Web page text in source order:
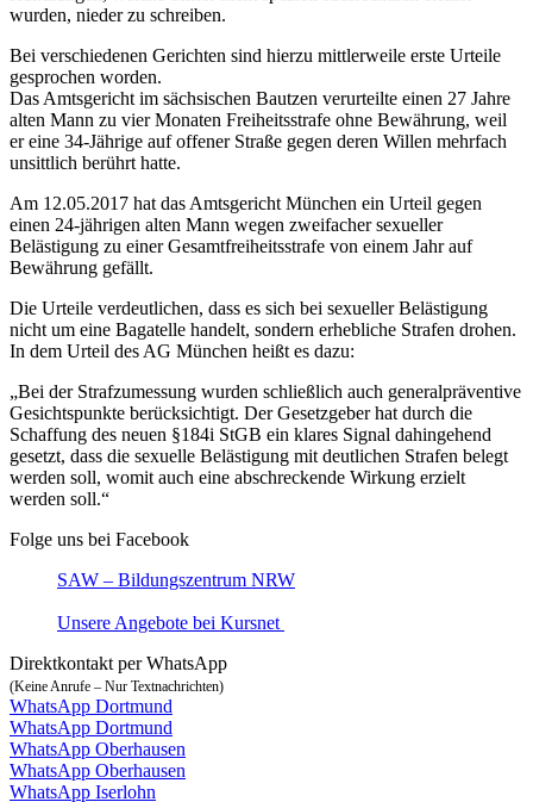
wurden, nieder zu schreiben.
Bei verschiedenen Gerichten sind hierzu mittlerweile erste Urteile
gesprochen worden.
Das Amtsgericht im sächsischen Bautzen verurteilte einen 27 Jahre
alten Mann zu vier Monaten Freiheitsstrafe ohne Bewährung, weil
er eine 34-Jährige auf offener Straße gegen deren Willen mehrfach
unsittlich berührt hatte.
Am 12.05.2017 hat das Amtsgericht München ein Urteil gegen
einen 24-jährigen alten Mann wegen zweifacher sexueller
Belästigung zu einer Gesamtfreiheitsstrafe von einem Jahr auf
Bewährung gefällt.
Die Urteile verdeutlichen, dass es sich bei sexueller Belästigung
nicht um eine Bagatelle handelt, sondern erhebliche Strafen drohen.
In dem Urteil des AG München heißt es dazu:
„Bei der Strafzumessung wurden schließlich auch generalpräventive
Gesichtspunkte berücksichtigt. Der Gesetzgeber hat durch die
Schaffung des neuen §184i StGB ein klares Signal dahingehend
gesetzt, dass die sexuelle Belästigung mit deutlichen Strafen belegt
werden soll, womit auch eine abschreckende Wirkung erzielt
werden soll.“
Folge uns bei Facebook
SAW – Bildungszentrum NRW
Unsere Angebote bei Kursnet
Direktkontakt per WhatsApp
(Keine Anrufe – Nur Textnachrichten)
WhatsApp Dortmund
WhatsApp Dortmund
WhatsApp Oberhausen
WhatsApp Oberhausen
WhatsApp Iserlohn